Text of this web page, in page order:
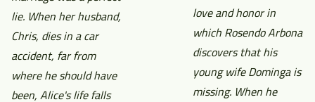
lie. When her husband,
Chris, dies in a car
accident, far from
where he should have
been, Alice's life falls
love and honor in
which Rosendo Arbona
discovers that his
young wife Dominga is
missing. When he